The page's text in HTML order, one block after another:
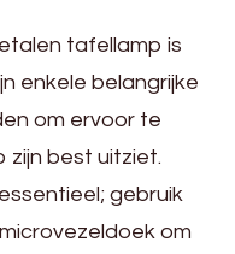
tafellamp is
enkele belangrijke
om ervoor te
zijn best uitziet.
gebruik
om